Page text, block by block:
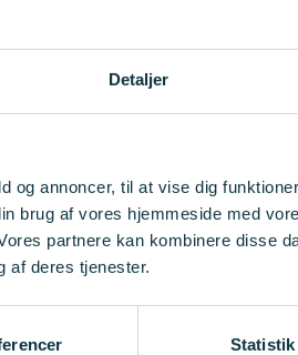
Detaljer
og annoncer, til at vise dig
brug af vores hjemmeside med
partnere kan kombinere disse
af deres tjenester.
Statistik